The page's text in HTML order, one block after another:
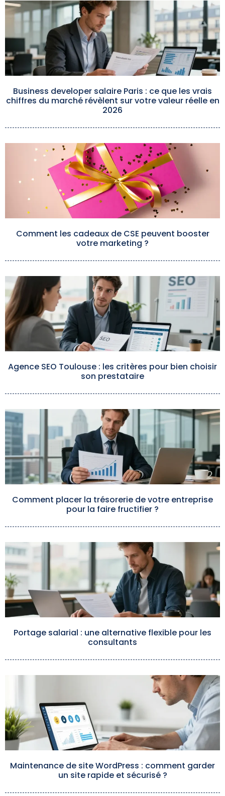
Business developer salaire Paris : ce que les vrais
chiffres du marché révèlent sur votre valeur réelle en
2026
Comment les cadeaux de CSE peuvent booster
votre marketing ?
Agence SEO Toulouse : les critères pour bien choisir
son prestataire
Comment placer la trésorerie de votre entreprise
pour la faire fructifier ?
Portage salarial : une alternative flexible pour les
consultants
Maintenance de site WordPress : comment garder
un site rapide et sécurisé ?